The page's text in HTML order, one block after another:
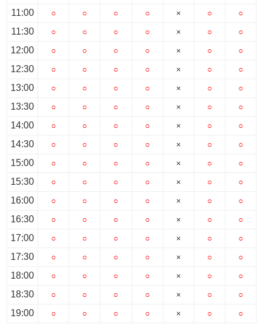
11:00
11:30
12:00
12:30
13:00
13:30
14:00
14:30
15:00
15:30
16:00
16:30
17:00
17:30
18:00
18:30
19:00
○
○
○
○
○
○
○
○
○
○
○
○
○
○
○
○
○
○
○
○
○
○
○
○
○
○
○
○
○
○
○
○
○
○
○
○
○
○
○
○
○
○
○
○
○
○
○
○
○
○
○
○
○
○
○
○
○
○
○
○
○
○
○
○
○
○
○
○
×
×
×
×
×
×
×
×
×
×
×
×
×
×
×
×
×
○
○
○
○
○
○
○
○
○
○
○
○
○
○
○
○
○
○
○
○
○
○
○
○
○
○
○
○
○
○
○
○
○
○